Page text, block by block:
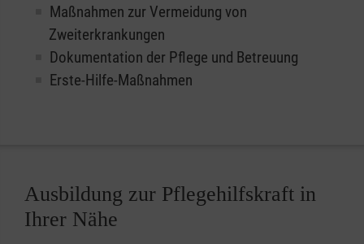
Maßnahmen zur Vermeidung von
Zweiterkrankungen
Dokumentation der Pflege und Betreuung
Erste-Hilfe-Maßnahmen
Ausbildung zur Pflegehilfskraft in
Ihrer Nähe